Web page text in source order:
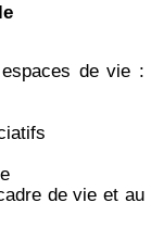
de vie :
de vie et au